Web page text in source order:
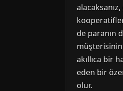
de paranın
müşterisinin
akıllıca bir
eden bir
olur.